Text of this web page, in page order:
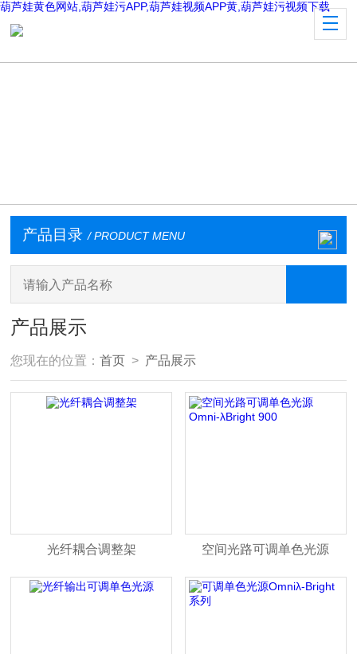
葫芦娃黄色网站,葫芦娃污APP,葫芦娃视频APP黄,葫芦娃污视频下载
产品目录 / PRODUCT MENU
产品展示
您现在的位置：首页 > 产品展示
光纤耦合调整架 空间光路可调单色光源
Omni-λBright 900